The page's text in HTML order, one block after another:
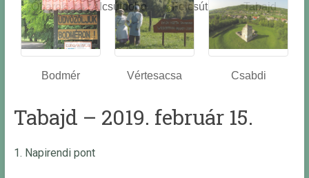
Óbarok
Alcsútdobo
z
Felcsút Tabajd
Bodmér Vértesacsa Csabdi
Tabajd – 2019. február 15.
1. Napirendi pont